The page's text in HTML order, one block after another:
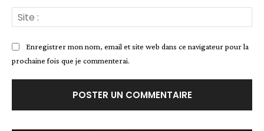
:
Enregistrer mon nom, email et site web dans ce navigateur pour la
prochaine fois que je commenterai.